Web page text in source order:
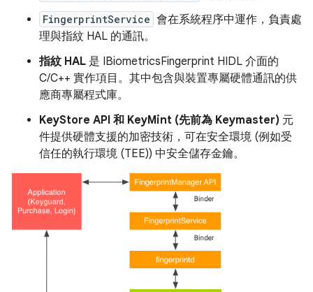
FingerprintService 會在系統程序中運作，負責處
理與指紋 HAL 的通訊。
指紋 HAL 是 IBiometricsFingerprint HIDL 介面的
C/C++ 實作項目。其中包含與裝置專屬硬體通訊的供
應商專屬程式庫。
KeyStore API 和 KeyMint (先前為 Keymaster) 元
件提供硬體支援的加密技術，可在安全環境 (例如受
信任的執行環境 (TEE)) 中安全儲存金鑰。